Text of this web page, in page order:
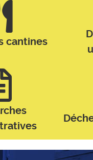
cantines